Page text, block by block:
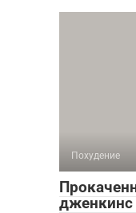
Похудение
дженкинс